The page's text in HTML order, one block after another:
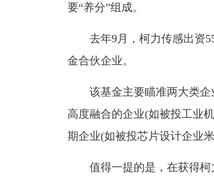
要“养分”组成。
去年9月，柯力传感出资
金合伙企业。
该基金主要瞄准两大类企
高度融合的企业(如被投工业
期企业(如被投芯片设计企业米
值得一提的是，在获得柯